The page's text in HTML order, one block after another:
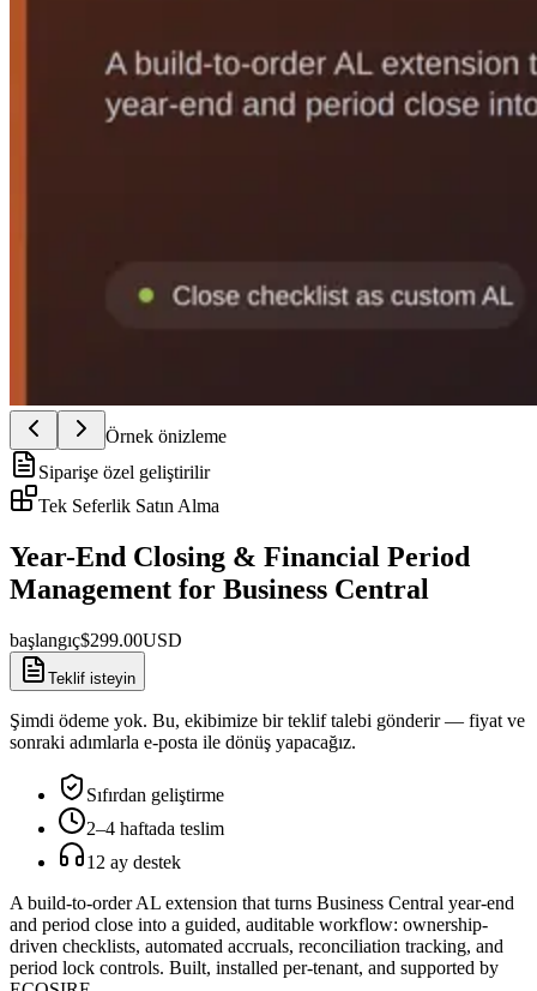
Örnek önizleme
Siparişe özel geliştirilir
Tek Seferlik Satın Alma
Year-End Closing & Financial Period
Management for Business Central
başlangıç$299.00USD
Teklif isteyin
Şimdi ödeme yok. Bu, ekibimize bir teklif talebi gönderir — fiyat ve
sonraki adımlarla e-posta ile dönüş yapacağız.
Sıfırdan geliştirme
2–4 haftada teslim
12 ay destek
A build-to-order AL extension that turns Business Central year-end
and period close into a guided, auditable workflow: ownership-
driven checklists, automated accruals, reconciliation tracking, and
period lock controls. Built, installed per-tenant, and supported by